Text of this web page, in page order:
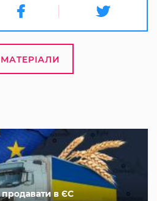
МАТЕРІАЛИ
в ЄС